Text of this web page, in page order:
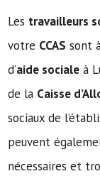
Les travailleurs
votre CCAS sont
d’aide sociale à
de la Caisse
sociaux de
peuvent
nécessaires et